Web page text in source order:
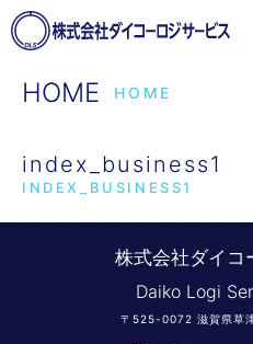
HOME HOME
index_business1
INDEX_BUSINESS1
株式会社ダイコ
Daiko Logi
〒525-0072 滋賀県草